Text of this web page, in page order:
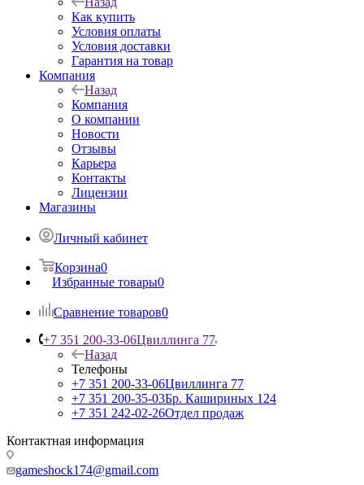
Как купить
Условия оплаты
Условия доставки
Гарантия на товар
Компания
Назад
Компания
О компании
Новости
Отзывы
Карьера
Контакты
Лицензии
Магазины
Личный кабинет
Корзина0
Избранные товары0
Сравнение товаров0
+7 351 200-33-06Цвиллинга 77
Назад
Телефоны
+7 351 200-33-06Цвиллинга 77
+7 351 200-35-03Бр. Кашириных 124
+7 351 242-02-26Отдел продаж
Контактная информация
gameshock174@gmail.com